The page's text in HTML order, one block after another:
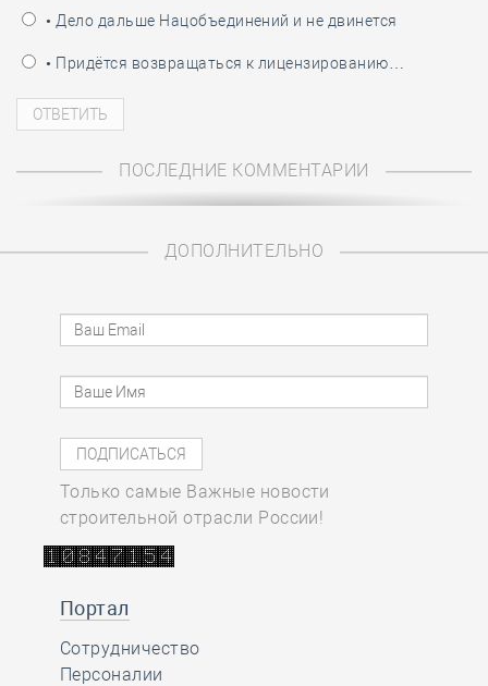
• Дело дальше Нацобъединений и не двинется
• Придётся возвращаться к лицензированию…
ПОСЛЕДНИЕ КОММЕНТАРИИ
ДОПОЛНИТЕЛЬНО
Только самые Важные новости
строительной отрасли России!
Портал
Сотрудничество
Персоналии